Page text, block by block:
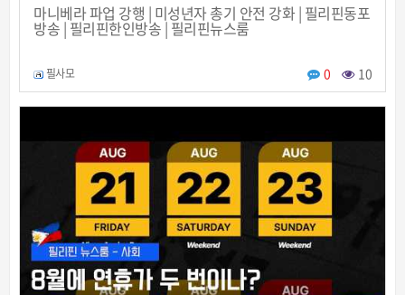
마니베라 파업 강행 | 미성년자 총기 안전 강화 | 필리핀동포
방송 | 필리핀한인방송 | 필리핀뉴스룸
필사모 0 10